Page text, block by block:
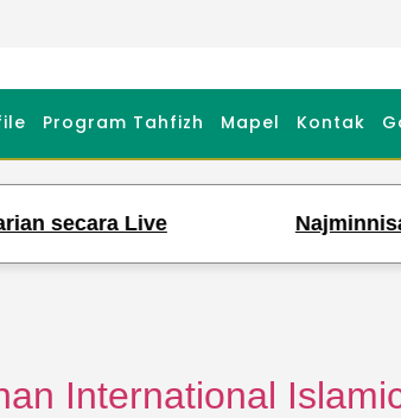
Program Tahfizh Mapel Kontak
secara Live Najminnisa
International